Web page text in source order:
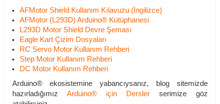
AFMotor Shield Kullanım Kılavuzu (İngilizce)
AFMotor (L293D) Arduino® Kütüphanesi
L293D Motor Shield Devre Şeması
Eagle Kart Çizim Dosyaları
RC Servo Motor Kullanım Rehberi
Step Motor Kullanım Rehberi
DC Motor Kullanım Rehberi
Arduino® ekosistemine yabancıysanız, blog sitemizde
hazırladığımız Arduino® için Dersler serimize göz